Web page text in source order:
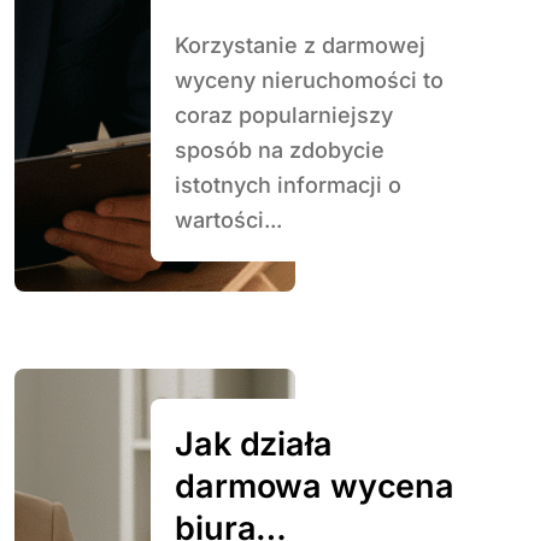
Korzystanie z darmowej
wyceny nieruchomości to
coraz popularniejszy
sposób na zdobycie
istotnych informacji o
wartości...
Jak działa
darmowa wycena
biura